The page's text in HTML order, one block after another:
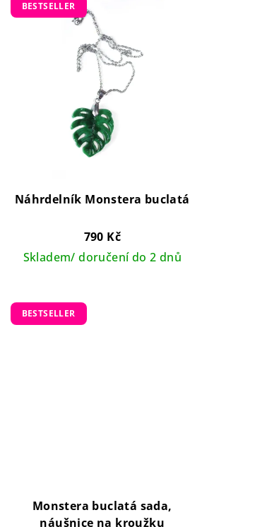
BESTSELLER
Náhrdelník Monstera buclatá
790 Kč
Skladem/ doručení do 2 dnů
BESTSELLER
Monstera buclatá sada,
náušnice na kroužku